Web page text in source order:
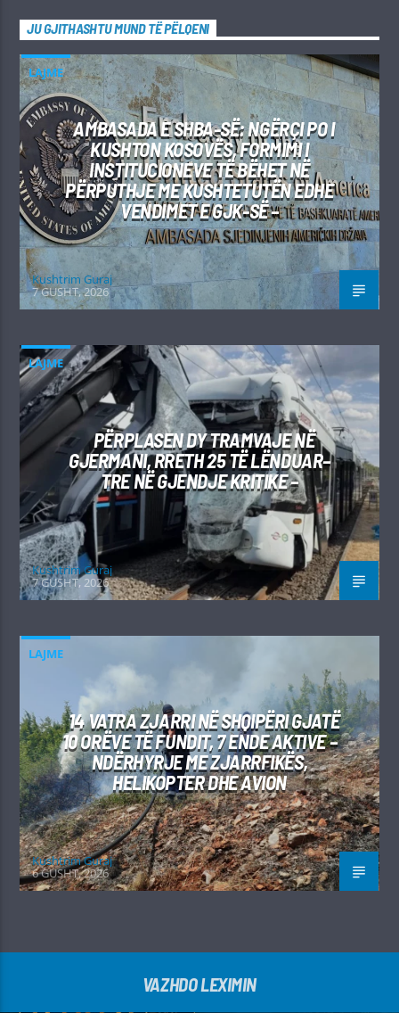
JU GJITHASHTU MUND TË PËLQENI
LAJME
AMBASADA E SHBA-SË: NGËRÇI PO I
KUSHTON KOSOVËS, FORMIMI I
INSTITUCIONEVE TË BËHET NË
PËRPUTHJE ME KUSHTETUTËN EDHE
VENDIMET E GJK-SË –
Kushtrim Guraj
7 GUSHT, 2026
LAJME
PËRPLASEN DY TRAMVAJE NË
GJERMANI, RRETH 25 TË LËNDUAR–
TRE NË GJENDJE KRITIKE –
Kushtrim Guraj
7 GUSHT, 2026
LAJME
14 VATRA ZJARRI NË SHQIPËRI GJATË
10 ORËVE TË FUNDIT, 7 ENDE AKTIVE –
NDËRHYRJE ME ZJARRFIKËS,
HELIKOPTER DHE AVION
Kushtrim Guraj
6 GUSHT, 2026
VAZHDO LEXIMIN